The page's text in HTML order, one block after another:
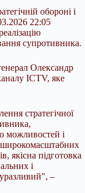
обороні і
22:05
супротивника.
Олександр
ICTV, яке
стратегічної
можливостей і
широкомасштабних
якісна підготовка
і
–